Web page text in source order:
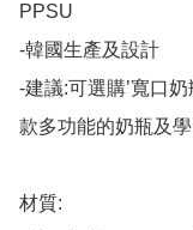
PPSU
-韓國生產及設計
-建議:可選購’寬口
款多功能的奶瓶及
材質: